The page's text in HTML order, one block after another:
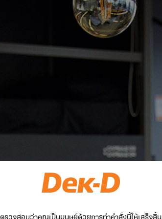
ตรวจสอบว่าคุณเป็นมนุษย์ด้วยการทำคำสั่งนี้ให้เสร็จสิ้น